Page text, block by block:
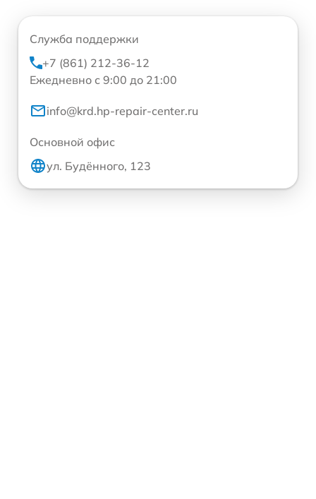
Служба поддержки
+7 (861) 212-36-12
Ежедневно с 9:00 до 21:00
info@krd.hp-repair-center.ru
Основной офис
ул. Будённого, 123